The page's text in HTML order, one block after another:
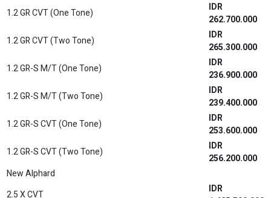
1.2 GR CVT (One Tone)
IDR
262.700.000
1.2 GR CVT (Two Tone)
IDR
265.300.000
1.2 GR-S M/T (One Tone)
IDR
236.900.000
1.2 GR-S M/T (Two Tone)
IDR
239.400.000
1.2 GR-S CVT (One Tone)
IDR
253.600.000
1.2 GR-S CVT (Two Tone)
IDR
256.200.000
New Alphard
2.5 X CVT
IDR